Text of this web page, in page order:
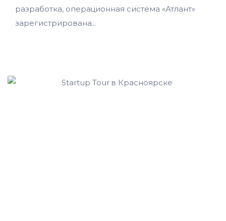
разработка, операционная система «Атлант»
зарегистрирована...